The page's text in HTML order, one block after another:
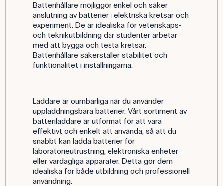
Batterihållare möjliggör enkel och säker
anslutning av batterier i elektriska kretsar och
experiment. De är idealiska för vetenskaps-
och teknikutbildning där studenter arbetar
med att bygga och testa kretsar.
Batterihållare säkerställer stabilitet och
funktionalitet i inställningarna.
Laddare är oumbärliga när du använder
uppladdningsbara batterier. Vårt sortiment av
batteriladdare är utformat för att vara
effektivt och enkelt att använda, så att du
snabbt kan ladda batterier för
laboratorieutrustning, elektroniska enheter
eller vardagliga apparater. Detta gör dem
idealiska för både utbildning och professionell
användning.